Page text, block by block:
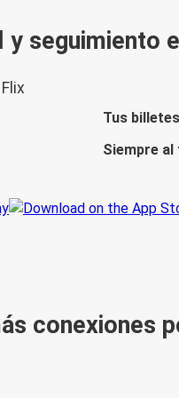
seguimiento
Tus billetes
Siempre
conexiones